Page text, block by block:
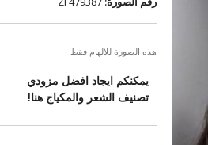
هذه الصورة للالهام فقط
يمكنكم ايجاد افضل مزودي
تصنيف الشعر والمكياج هنا!